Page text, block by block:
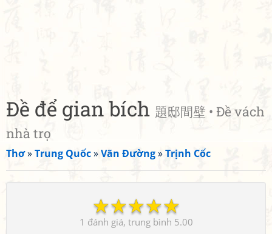
Đề để gian bích 題邸間壁 • Đề vách
nhà trọ
Thơ»Trung Quốc»Vãn Đường»Trịnh Cốc
☆
☆
☆
☆
☆
1 5.00